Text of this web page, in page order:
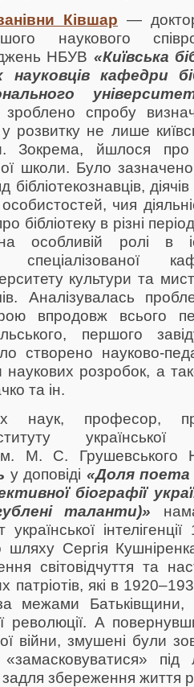
Ківшар —
наукового
НБУВ «Київська
науковців кафедри
спробу
у розвитку не лише
Зокрема, йшлося про
школи. Було
чия
бібліотеку в різні
особливій ролі в
спеціалізованої
культури та
Аналізувалась
впродовж всього
першого
створено науково-
розробок, а
та ін.
наук, професор,
ім. М. С.
у доповіді «Доля поета
біографії
таланти)»
української
шляху Сергія
світовідчуття та
патріотів, які в
межами Батьківщини,
революції. А
війни, змушені були
«замасковуватися»
збереження життя